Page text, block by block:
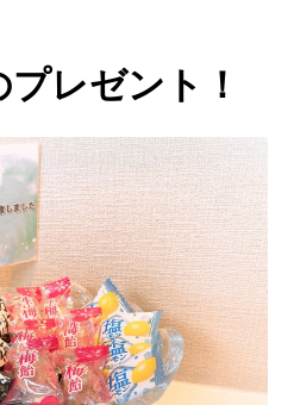
レゼント！